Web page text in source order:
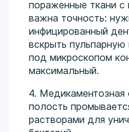
пораженные ткани
важна точность:
инфицированный
вскрыть
под микроскопом
максимальный.
4. Медикаментозная
полость
растворами для